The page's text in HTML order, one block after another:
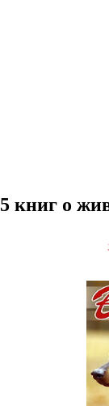
книг о